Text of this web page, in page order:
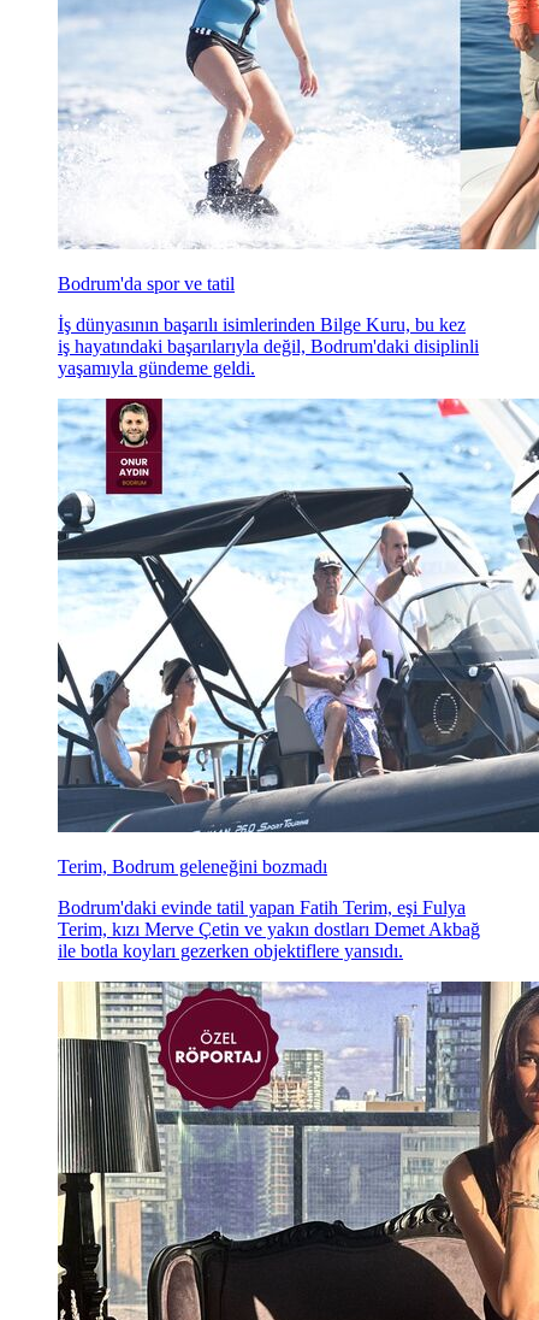
Bodrum'da spor ve tatil
İş dünyasının başarılı isimlerinden Bilge Kuru, bu kez
iş hayatındaki başarılarıyla değil, Bodrum'daki disiplinli
yaşamıyla gündeme geldi.
Terim, Bodrum geleneğini bozmadı
Bodrum'daki evinde tatil yapan Fatih Terim, eşi Fulya
Terim, kızı Merve Çetin ve yakın dostları Demet Akbağ
ile botla koyları gezerken objektiflere yansıdı.